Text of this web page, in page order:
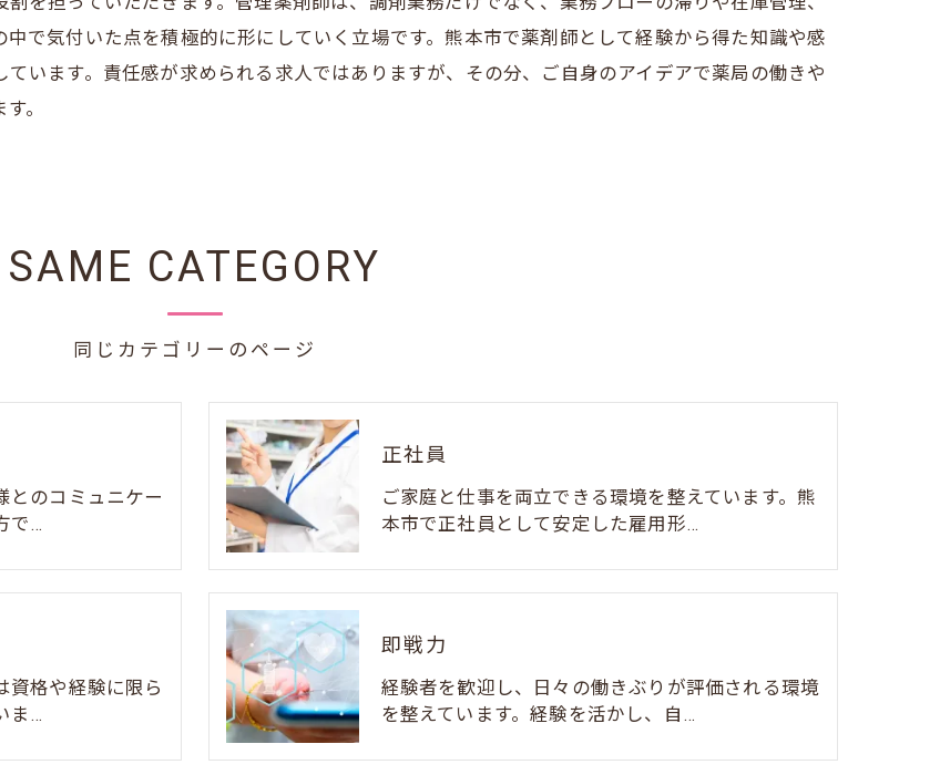
で気付いた点を積極的に形にしていく立場です。熊本市で薬剤師として経験から得た知識や感
います。責任感が求められる求人ではありますが、その分、ご自身のアイデアで薬局の働きや
。
同じカテゴリーのページ
SAME CATEGORY
とのコミュニケー
で…
正社員
ご家庭と仕事を両立できる環境を整えています。熊
本市で正社員として安定した雇用形…
資格や経験に限ら
ま…
即戦力
経験者を歓迎し、日々の働きぶりが評価される環境
を整えています。経験を活かし、自…